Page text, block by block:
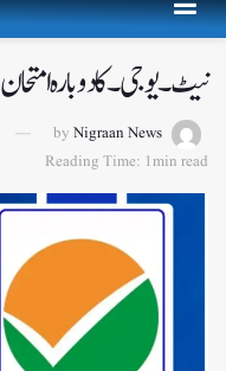
نیٹ۔ یوجی۔کا دوبارہ امتحان 21 جون کو
by Nigraan News
Reading Time: 1min read